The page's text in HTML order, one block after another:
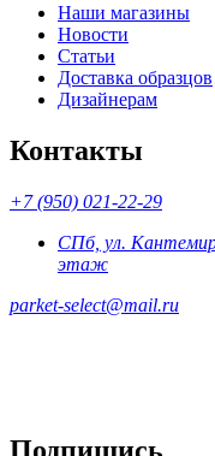
Наши магазины
Новости
Статьи
Доставка образцов
Дизайнерам
Контакты
+7 (950) 021-22-29
СПб, ул.
этаж
parket-select@mail.ru